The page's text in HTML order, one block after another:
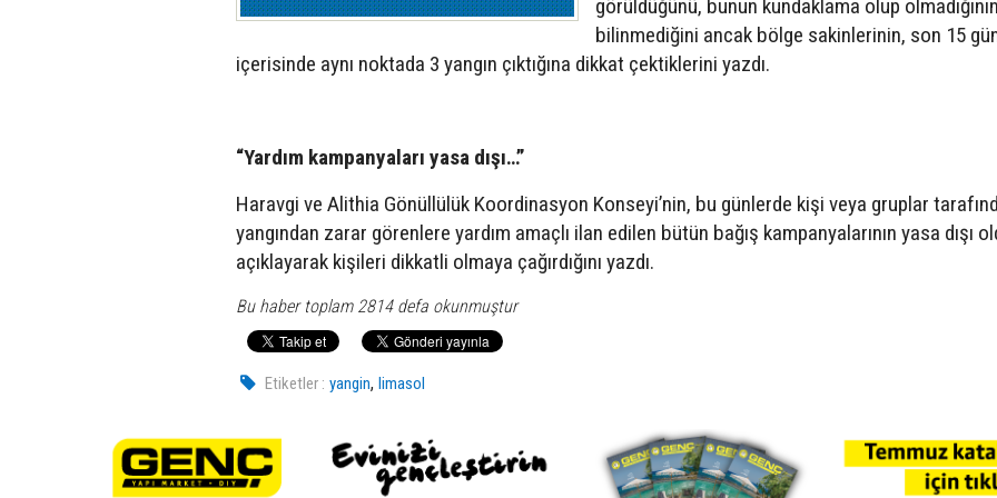
görüldüğünü, bunun kundaklama olup
bilinmediğini ancak bölge sakinlerinin, son 15
içerisinde aynı noktada 3 yangın çıktığına dikkat çektiklerini yazdı.
“Yardım kampanyaları yasa dışı…”
Haravgi ve Alithia Gönüllülük Koordinasyon Konseyi’nin, bu günlerde kişi veya gruplar
yangından zarar görenlere yardım amaçlı ilan edilen bütün bağış kampanyalarının yasa dışı
açıklayarak kişileri dikkatli olmaya çağırdığını yazdı.
Bu haber toplam 2814 defa okunmuştur
Etiketler : yangin,limasol